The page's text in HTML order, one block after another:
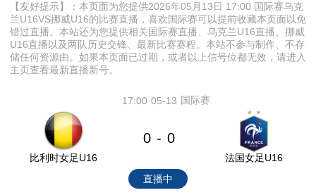
【友好提示】：本页面为您提供2026年05月13日 17:00 国际赛乌克
兰U16VS挪威U16的比赛直播，喜欢国际赛可以提前收藏本页面以免
错过直播。本站还为您提供相关国际赛直播、乌克兰U16直播、挪威
U16直播以及两队历史交锋、最新比赛赛程。本站不参与制作、不存
储任何资源由。如果本页面已过期，或者以上信号位都无效，请进入
主页查看最新直播新号。
05-13
17:00 国际赛
比利时女足U16
0 - 0
法国女足U16
直播中